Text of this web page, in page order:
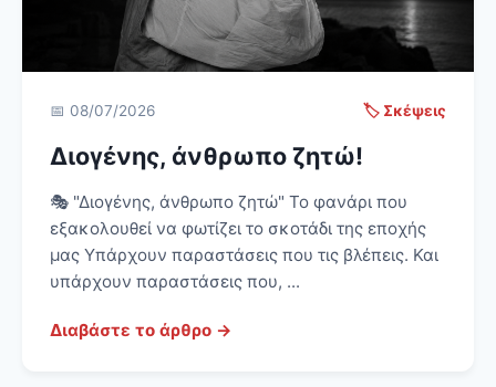
📅 08/07/2026 🏷️ Σκέψεις
Διογένης, άνθρωπο ζητώ!
🎭 "Διογένης, άνθρωπο ζητώ" Το φανάρι που
εξακολουθεί να φωτίζει το σκοτάδι της εποχής
μας Υπάρχουν παραστάσεις που τις βλέπεις. Και
υπάρχουν παραστάσεις που, ...
Διαβάστε το άρθρο →